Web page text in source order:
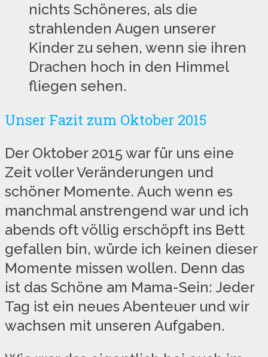
nichts Schöneres, als die
strahlenden Augen unserer
Kinder zu sehen, wenn sie ihren
Drachen hoch in den Himmel
fliegen sehen.
Unser Fazit zum Oktober 2015
Der Oktober 2015 war für uns eine
Zeit voller Veränderungen und
schöner Momente. Auch wenn es
manchmal anstrengend war und ich
abends oft völlig erschöpft ins Bett
gefallen bin, würde ich keinen dieser
Momente missen wollen. Denn das
ist das Schöne am Mama-Sein: Jeder
Tag ist ein neues Abenteuer und wir
wachsen mit unseren Aufgaben.